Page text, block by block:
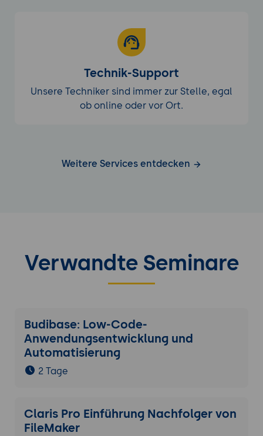
Technik-Support
Unsere Techniker sind immer zur Stelle, egal
ob online oder vor Ort.
Weitere Services entdecken
Verwandte Seminare
Budibase: Low-Code-
Anwendungsentwicklung und
Automatisierung
2 Tage
Claris Pro Einführung Nachfolger von
FileMaker